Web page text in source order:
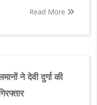
Read More
ने देवी दुर्गा की